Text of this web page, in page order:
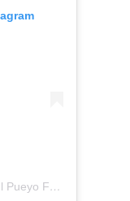
Una publicación compartida de Raul Pueyo Ferrer (@raulpueyo_recipes)